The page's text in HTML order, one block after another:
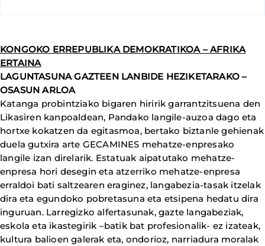
KONGOKO ERREPUBLIKA DEMOKRATIKOA – AFRIKA
ERTAINA
LAGUNTASUNA GAZTEEN LANBIDE HEZIKETARAKO –
OSASUN ARLOA
Katanga probintziako bigaren hiririk garrantzitsuena den
Likasiren kanpoaldean, Pandako langile-auzoa dago eta
hortxe kokatzen da egitasmoa, bertako biztanle gehienak
duela gutxira arte GECAMINES mehatze-enpresako
langile izan direlarik. Estatuak aipatutako mehatze-
enpresa hori desegin eta atzerriko mehatze-enpresa
erraldoi bati saltzearen eraginez, langabezia-tasak itzelak
dira eta egundoko pobretasuna eta etsipena hedatu dira
inguruan. Larregizko alfertasunak, gazte langabeziak,
eskola eta ikastegirik –batik bat profesionalik- ez izateak,
kultura balioen galerak eta, ondorioz, narriadura moralak